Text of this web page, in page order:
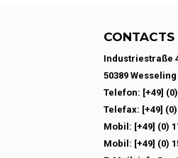
CONTACTS
Industriestraße
50389
Telefon: [+49]
Telefax: [+49] (0)
Mobil: [+49] (0)
Mobil: [+49] (0)